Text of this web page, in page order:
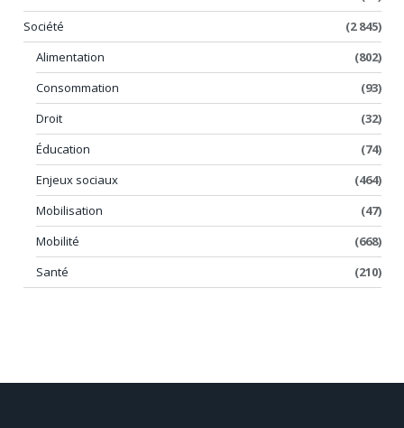
Société
(2 845)
Alimentation
(802)
Consommation
(93)
Droit
(32)
Éducation
(74)
Enjeux sociaux
(464)
Mobilisation
(47)
Mobilité
(668)
Santé
(210)